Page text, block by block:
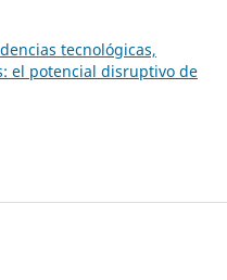
tecnológicas,
el potencial disruptivo de